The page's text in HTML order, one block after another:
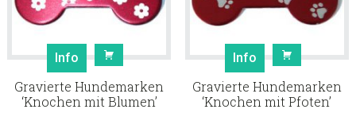
Info
Gravierte Hundemarken
‘Knochen mit Blumen’
Info
Gravierte Hundemarken
‘Knochen mit Pfoten’